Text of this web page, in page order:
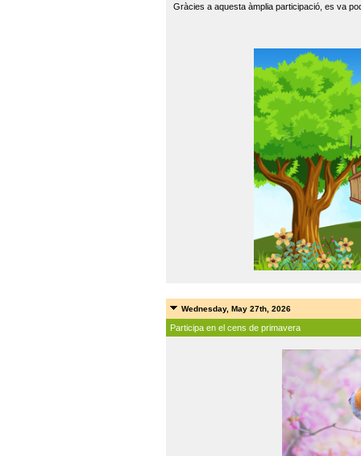
Gràcies a aquesta àmplia participació, es va
Wednesday, May 27th, 2026
Participa en el cens de primavera